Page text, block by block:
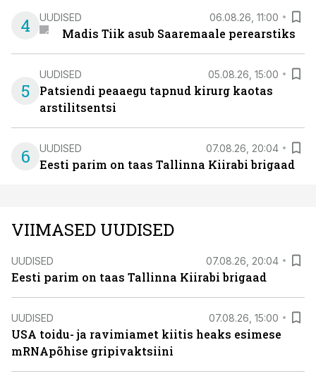
4 UUDISED 06.08.26, 11:00
Madis Tiik asub Saaremaale perearstiks
5
UUDISED 05.08.26, 15:00
Patsiendi peaaegu tapnud kirurg kaotas
arstilitsentsi
6 UUDISED 07.08.26, 20:04
Eesti parim on taas Tallinna Kiirabi brigaad
VIIMASED UUDISED
UUDISED 07.08.26, 20:04
Eesti parim on taas Tallinna Kiirabi brigaad
UUDISED 07.08.26, 15:00
USA toidu- ja ravimiamet kiitis heaks esimese
mRNApõhise gripivaktsiini